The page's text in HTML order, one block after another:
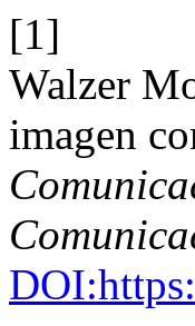
[1]
Walzer
imagen